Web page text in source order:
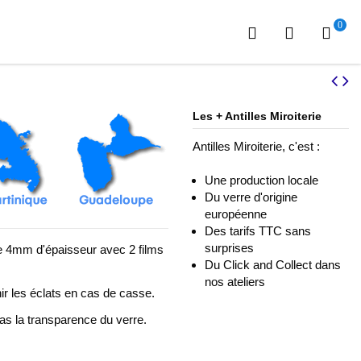
0
d'épaisseur avec 2 films
les éclats en cas de casse.
la transparence du verre.
Les + Antilles Miroiterie
Antilles Miroiterie, c'est :
Une production locale
Du verre d'origine
européenne
Des tarifs TTC sans
surprises
Du Click and Collect dans
nos ateliers